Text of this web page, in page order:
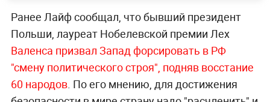
Ранее Лайф сообщал, что бывший президент
Польши, лауреат Нобелевской премии Лех
Валенса призвал Запад форсировать в РФ
"смену политического строя", подняв восстание
60 народов. По его мнению, для достижения